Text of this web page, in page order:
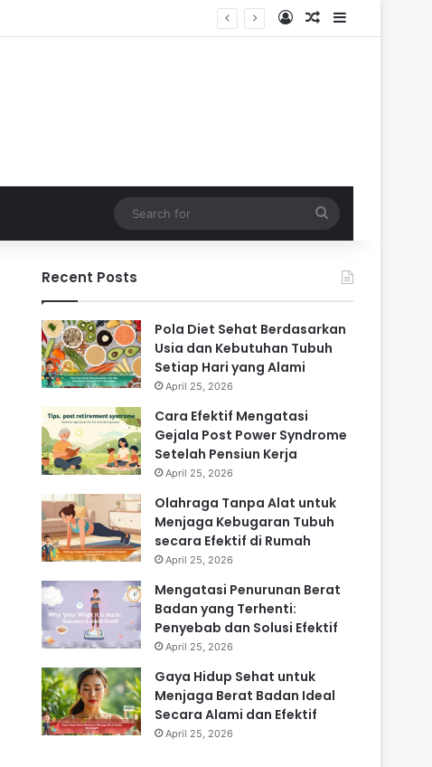
Log InRandom Article
Sidebar
for
Recent Posts
Pola Diet Sehat Berdasarkan
Usia dan Kebutuhan Tubuh
Setiap Hari yang Alami
April 25, 2026
Cara Efektif Mengatasi
Gejala Post Power Syndrome
Setelah Pensiun Kerja
April 25, 2026
Olahraga Tanpa Alat untuk
Menjaga Kebugaran Tubuh
secara Efektif di Rumah
April 25, 2026
Mengatasi Penurunan Berat
Badan yang Terhenti:
Penyebab dan Solusi Efektif
April 25, 2026
Gaya Hidup Sehat untuk
Menjaga Berat Badan Ideal
Secara Alami dan Efektif
April 25, 2026